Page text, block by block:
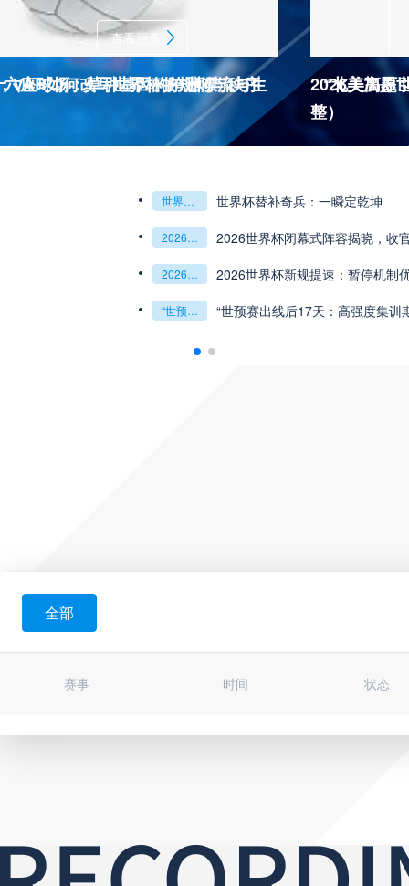
VAR如何改写世界杯的规则与秩序
坤：2026世界杯决赛用球设计解读
解决方案：球迷行李“门到门”极速转运，单场票专属动
座球场：草种基因的跨洲漂流与生 “北美高原
2026世界杯J组前瞻：阿根廷一骑绝尘 阿尔及利亚与奥地利激战争夺出线权
2026世界杯J组
权
“北美冷链暗战：2026世界杯跨境餐食的防疫困局”
“北美冷链暗战：
三的晋级密码藏在哪一环？**
**世界杯菜鸟破咒记：美加墨的零胜突围战**
**世界杯菜鸟破
“2026世界杯抽签：死亡之组已成伪命题？” “2026世界杯抽
2026美加墨
整）
查看更多
世界杯替补奇兵：一瞬定乾坤 世界杯替补奇兵：一瞬定乾坤
2026世界杯闭幕式阵容揭晓 收官盛典看点全解析
2026世界杯闭幕式阵容揭晓，收
2026世界杯新规提速：暂停机制优化助推比赛流畅度飞跃 2026世界杯新规提速：暂停机制
“世预赛出线后17天：高强度集训期的体能重建与战术转化” “世预赛出线后17天：高强度集训
全部
赛事 时间 状态